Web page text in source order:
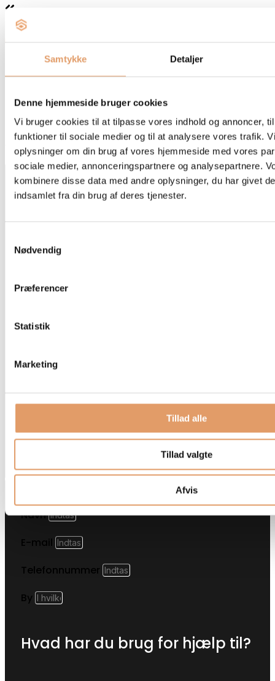
Samtykke Detaljer
Denne hjemmeside bruger cookies
Vi bruger cookies til at tilpasse vores indhold og annoncer,
funktioner til sociale medier og til at analysere vores trafik.
oplysninger om din brug af vores hjemmeside med vores
sociale medier, annonceringspartnere og analysepartnere.
kombinere disse data med andre oplysninger, du har givet
indsamlet fra din brug af deres tjenester.
Nødvendig
Præferencer
Statistik
Marketing
Tillad alle
Tillad valgte
Afvis
Få et tilbud på dit næste
projekt
Udfyld formularen og kom med en beskrivelse af dit projekt.
vil herefter komme med en skræddersyet pris.
Navn
Navn
E-mail
Telefonnummer
By
Hvad har du brug for hjælp til?